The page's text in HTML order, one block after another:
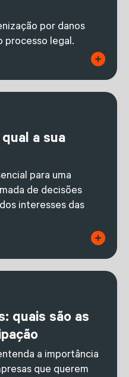
por danos
processo legal.
a sua
para uma
de decisões
interesses das
quais são as
a importância
que querem